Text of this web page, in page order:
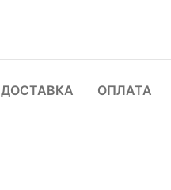
ДОСТАВКА ОПЛАТА